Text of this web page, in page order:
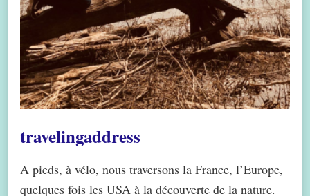
travelingaddress
A pieds, à vélo, nous traversons la France, l’Europe,
quelques fois les USA à la découverte de la nature.